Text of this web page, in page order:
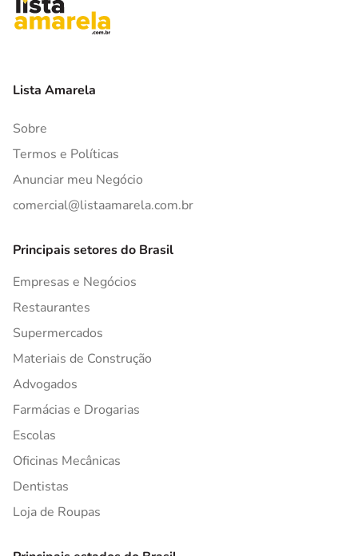
Lista Amarela
Sobre
Termos e Políticas
Anunciar meu Negócio
comercial@listaamarela.com.br
Principais setores do Brasil
Empresas e Negócios
Restaurantes
Supermercados
Materiais de Construção
Advogados
Farmácias e Drogarias
Escolas
Oficinas Mecânicas
Dentistas
Loja de Roupas